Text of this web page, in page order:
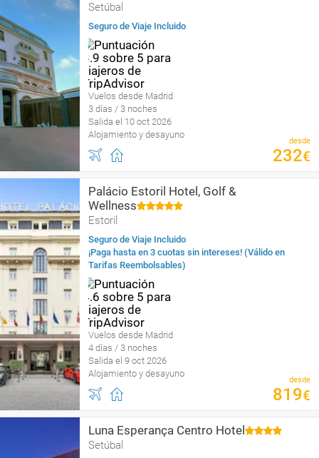
Setúbal
Seguro de Viaje Incluido
Vuelos desde Madrid
3 días / 3 noches
Salida el 10 oct 2026
Alojamiento y desayuno
desde
232€
Palácio Estoril Hotel, Golf &
Wellness
Estoril
Seguro de Viaje Incluido
¡Paga hasta en 3 cuotas sin intereses! (Válido en
Tarifas Reembolsables)
Vuelos desde Madrid
4 días / 3 noches
Salida el 9 oct 2026
Alojamiento y desayuno
desde
819€
Luna Esperança Centro Hotel
Setúbal